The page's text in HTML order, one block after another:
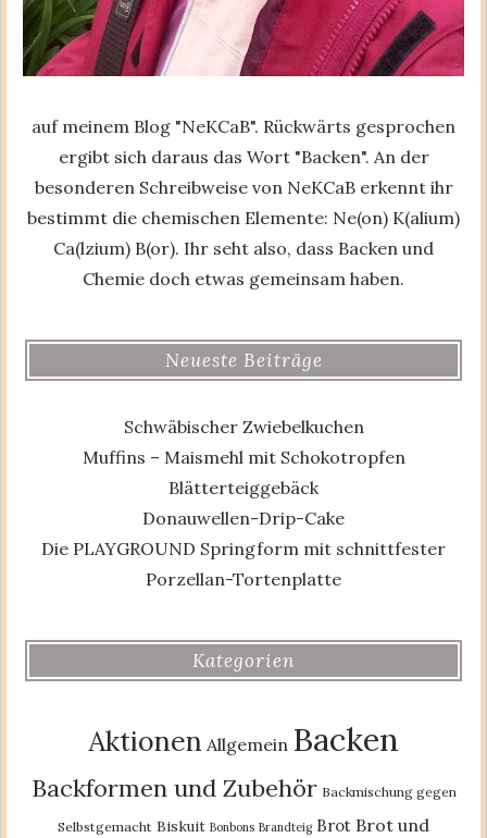
auf meinem Blog "NeKCaB". Rückwärts gesprochen
ergibt sich daraus das Wort "Backen". An der
besonderen Schreibweise von NeKCaB erkennt ihr
bestimmt die chemischen Elemente: Ne(on) K(alium)
Ca(lzium) B(or). Ihr seht also, dass Backen und
Chemie doch etwas gemeinsam haben.
Neueste Beiträge
Schwäbischer Zwiebelkuchen
Muffins – Maismehl mit Schokotropfen
Blätterteiggebäck
Donauwellen-Drip-Cake
Die PLAYGROUND Springform mit schnittfester
Porzellan-Tortenplatte
Kategorien
Aktionen Allgemein Backen
Backformen und Zubehör Backmischung gegen
Selbstgemacht Biskuit Bonbons Brandteig Brot Brot und